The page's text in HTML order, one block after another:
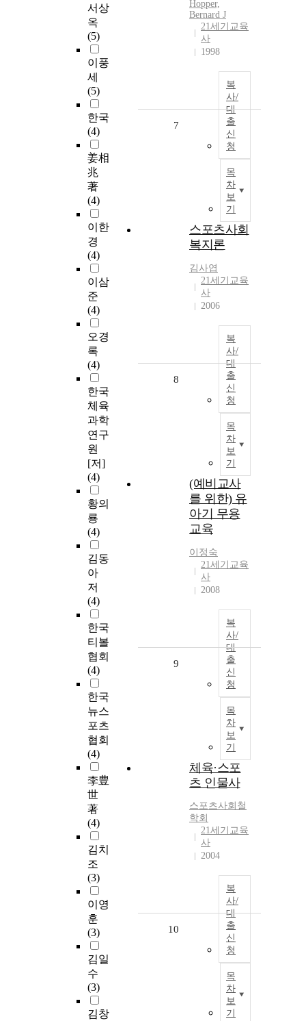
서상
옥
(5)
이풍
세
(5)
한국
(4)
姜相
兆
著
(4)
이한
경
(4)
이삼
준
(4)
오경
록
(4)
한국
체육
과학
연구
원
[저]
(4)
황의
룡
(4)
김동
아
저
(4)
한국
티볼
협회
(4)
한국
뉴스
포츠
협회
(4)
李豊
世
著
(4)
김치
조
(3)
이영
훈
(3)
김일
수
(3)
김창
Hopper,
Bernard J
21세기교육
사
1998
복
사/
대
출
신
청
목
차
보
기
7
스포츠사회
복지론
김사엽
21세기교육
사
2006
복
사/
대
출
신
청
목
차
보
기
8
(예비교사
를 위한) 유
아기 무용
교육
이정숙
21세기교육
사
2008
복
사/
대
출
신
청
목
차
보
기
9
체육·스포
츠 인물사
스포츠사회철
학회
21세기교육
사
2004
복
사/
대
출
신
청
목
차
보
기
10